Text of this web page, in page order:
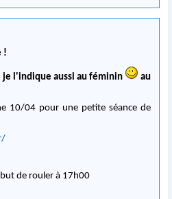
!
je l'indique aussi au féminin
au
10/04 pour une petite séance de
de rouler à 17h00